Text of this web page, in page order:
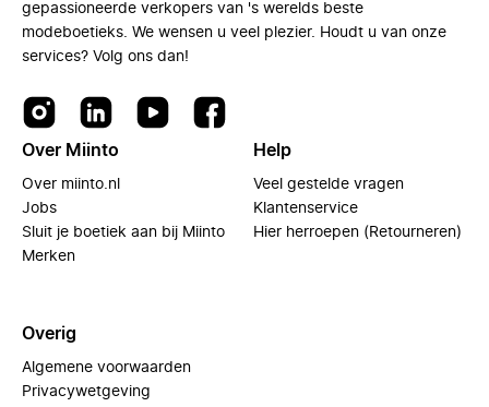
gepassioneerde verkopers van 's werelds beste
modeboetieks. We wensen u veel plezier. Houdt u van onze
services? Volg ons dan!
Over Miinto
Over miinto.nl
Jobs
Sluit je boetiek aan bij Miinto
Merken
Help
Veel gestelde vragen
Klantenservice
Hier herroepen (Retourneren)
Overig
Algemene voorwaarden
Privacywetgeving